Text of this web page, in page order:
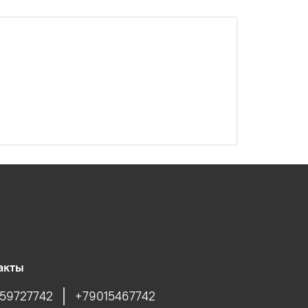
+79015467742